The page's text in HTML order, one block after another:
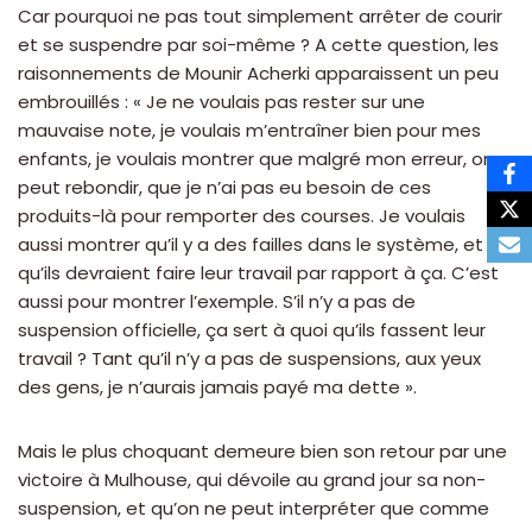
Car pourquoi ne pas tout simplement arrêter de courir
et se suspendre par soi-même ? A cette question, les
raisonnements de Mounir Acherki apparaissent un peu
embrouillés : « Je ne voulais pas rester sur une
mauvaise note, je voulais m’entraîner bien pour mes
enfants, je voulais montrer que malgré mon erreur, on
peut rebondir, que je n’ai pas eu besoin de ces
produits-là pour remporter des courses. Je voulais
aussi montrer qu’il y a des failles dans le système, et
qu’ils devraient faire leur travail par rapport à ça. C’est
aussi pour montrer l’exemple. S’il n’y a pas de
suspension officielle, ça sert à quoi qu’ils fassent leur
travail ? Tant qu’il n’y a pas de suspensions, aux yeux
des gens, je n’aurais jamais payé ma dette ».
Mais le plus choquant demeure bien son retour par une
victoire à Mulhouse, qui dévoile au grand jour sa non-
suspension, et qu’on ne peut interpréter que comme